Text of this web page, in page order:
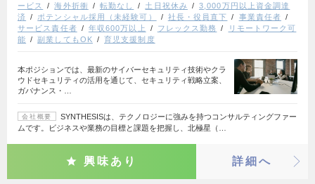
ービス
海外折衝 転勤なし 土日祝休み
3,000万円以上資金調達
済
ポテンシャル採用（未経験可） 社長・役員直下
事業責任者
サービス責任者
年収600万以上 フレックス勤務
リモートワーク可
能
副業してもOK 育児支援制度
本ポジションでは、最新のサイバーセキュリティ技術やクラ
ウドセキュリティの活用を通じて、セキュリティ戦略立案、
ガバナンス・…
会社概要
SYNTHESISは、テクノロジーに強みを持つコンサルティングファー
ムです。ビジネスや業務の目標と課題を把握し、北極星（…
興味あり 詳細へ